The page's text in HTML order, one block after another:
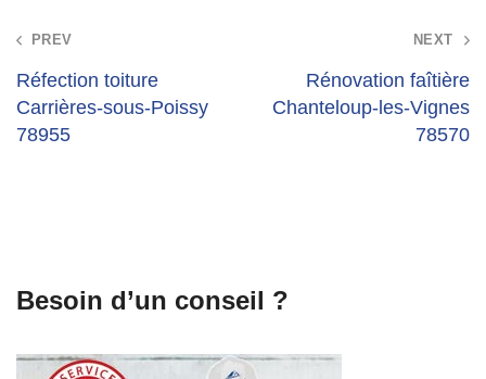
Post
navigation
PREV
Réfection toiture
Carrières-sous-Poissy
78955
NEXT
Rénovation faîtière
Chanteloup-les-Vignes
78570
Besoin d’un conseil ?